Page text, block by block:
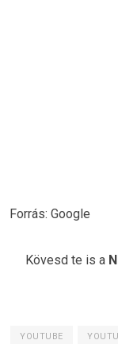
Forrás: Google
Kövesd te is a
YOUTUBE